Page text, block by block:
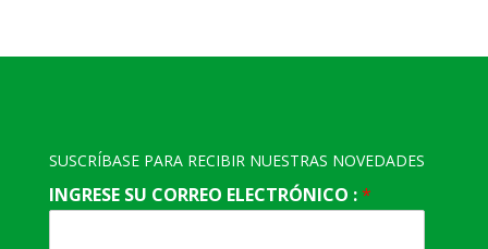
SUSCRÍBASE PARA RECIBIR NUESTRAS NOVEDADES
INGRESE SU CORREO ELECTRÓNICO :*